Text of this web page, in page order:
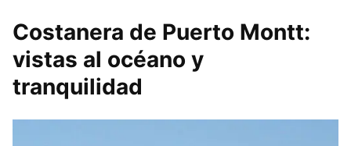
Costanera de Puerto Montt:
vistas al océano y
tranquilidad